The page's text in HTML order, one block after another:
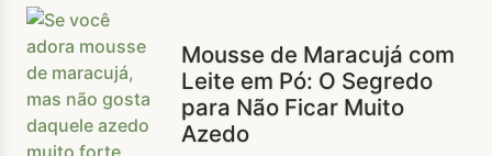
Mousse de Maracujá com
Leite em Pó: O Segredo
para Não Ficar Muito
Azedo